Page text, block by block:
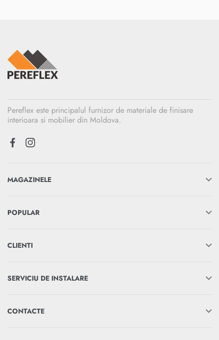
Pereflex este principalul furnizor de materiale de finisare
interioara si mobilier din Moldova.
MAGAZINELE
POPULAR
CLIENTI
SERVICIU DE INSTALARE
CONTACTE